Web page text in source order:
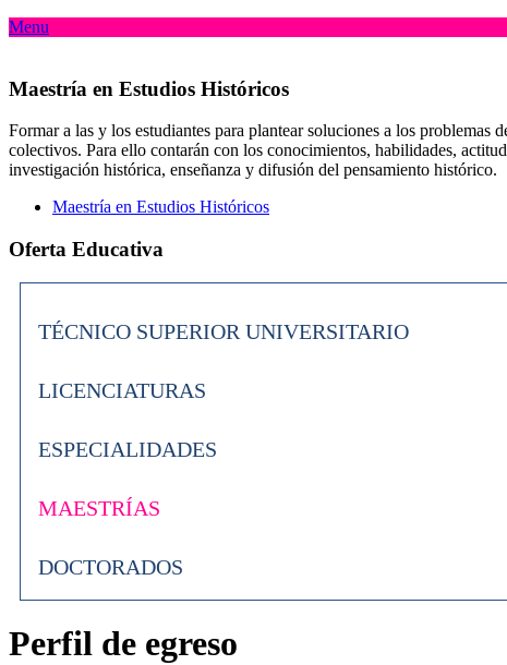
Menu
Maestría en Estudios Históricos
Formar a las y los estudiantes para plantear soluciones a los
colectivos. Para ello contarán con los conocimientos, habilidades,
investigación histórica, enseñanza y difusión del pensamiento histórico.
Maestría en Estudios Históricos
Oferta Educativa
TÉCNICO SUPERIOR UNIVERSITARIO
LICENCIATURAS
ESPECIALIDADES
MAESTRÍAS
DOCTORADOS
Perfil de egreso